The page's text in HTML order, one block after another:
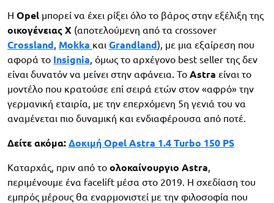
Η Opel μπορεί να έχει ρίξει όλο το βάρος στην εξέλιξη της
οικογένειας Χ (αποτελούμενη από τα crossover
Crossland, Mokka και Grandland), με μια εξαίρεση που
αφορά το Insignia, όμως το αρχέγονο best seller της δεν
είναι δυνατόν να μείνει στην αφάνεια. Το Astra είναι το
μοντέλο που κρατούσε επί σειρά ετών στον «αφρό» την
γερμανική εταιρία, με την επερχόμενη 5η γενιά του να
αναμένεται πιο δυναμική και ενδιαφέρουσα από ποτέ.
Δείτε ακόμα: Δοκιμή Opel Astra 1.4 Turbo 150 PS
Καταρχάς, πριν από το ολοκαίνουργιο Astra,
περιμένουμε ένα facelift μέσα στο 2019. Η σχεδίαση του
εμπρός μέρους θα εναρμονιστεί με την φιλοσοφία που